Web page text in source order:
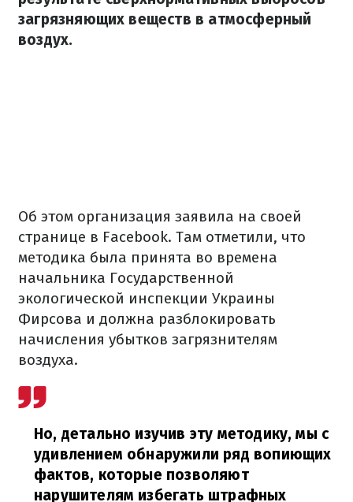
загрязняющих веществ в атмосферный
воздух.
Об этом организация заявила на своей
странице в Fаcebook. Там отметили, что
методика была принята во времена
начальника Государственной
экологической инспекции Украины
Фирсова и должна разблокировать
начисления убытков загрязнителям
воздуха.
Но, детально изучив эту методику, мы с
удивлением обнаружили ряд вопиющих
фактов, которые позволяют
нарушителям избегать штрафных